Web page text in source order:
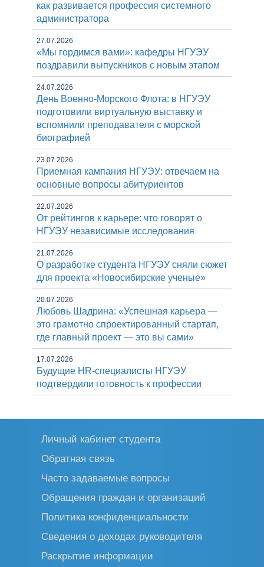
как развивается профессия системного
администратора
27.07.2026
«Мы гордимся вами»: кафедры НГУЭУ
поздравили выпускников с новым этапом
24.07.2026
День Военно-Морского Флота: в НГУЭУ
подготовили виртуальную выставку и
вспомнили преподавателя с морской
биографией
23.07.2026
Приемная кампания НГУЭУ: отвечаем на
основные вопросы абитуриентов
22.07.2026
От рейтингов к карьере: что говорят о
НГУЭУ независимые исследования
21.07.2026
О разработке студента НГУЭУ сняли сюжет
для проекта «Новосибирские ученые»
20.07.2026
Любовь Шадрина: «Успешная карьера —
это грамотно спроектированный стартап,
где главный проект — это вы сами»
17.07.2026
Будущие HR-специалисты НГУЭУ
подтвердили готовность к профессии
Личный кабинет студента
Обратная связь
Часто задаваемые вопросы
Обращения граждан и организаций
Политика конфиденциальности
Сведения о доходах руководителя
Раскрытие информации